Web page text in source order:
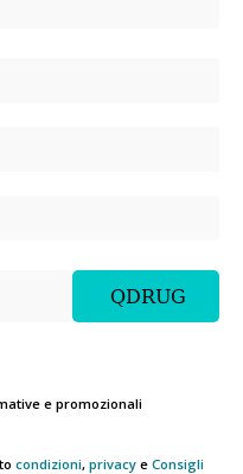
e promozionali
condizioni, privacy e Consigli